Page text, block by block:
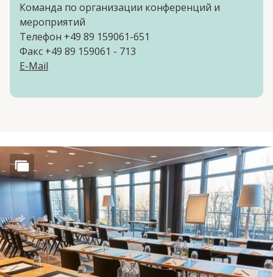
Команда по организации конференций и
мероприятий
Телефон +49 89 159061-651
Факс +49 89 159061 - 713
E-Mail